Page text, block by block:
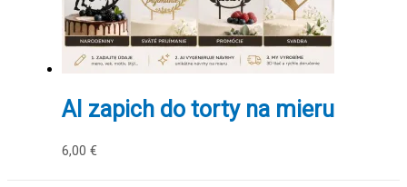
AI zapich do torty na mieru
6,00 €